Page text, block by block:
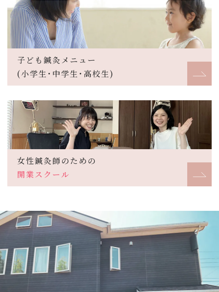
子ども鍼灸メニュー
(小学生･中学生･高校生)
女性鍼灸師のための
開業スクール